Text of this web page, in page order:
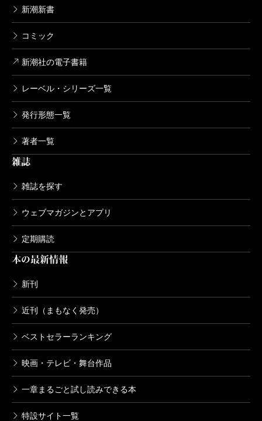
新潮新書
コミック
新潮社の電子書籍
レーベル・シリーズ一覧
発行形態一覧
著者一覧
雑誌
雑誌を探す
ウェブマガジンとアプリ
定期購読
本の最新情報
新刊
近刊（まもなく発売）
ベストセラーランキング
映画・テレビ・舞台作品
一章まるごと試し読みできる本
特設サイト一覧